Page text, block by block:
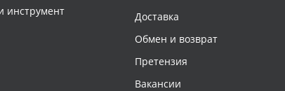
инструмент
Доставка
Обмен и возврат
Претензия
Вакансии